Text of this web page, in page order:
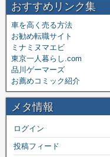
おすすめリンク集
車を高く売る方法
お勧め転職サイト
ミナミヌマエビ
東京一人暮らし.com
品川ゲーマーズ
お薦めコミック紹介
メタ情報
ログイン
投稿フィード